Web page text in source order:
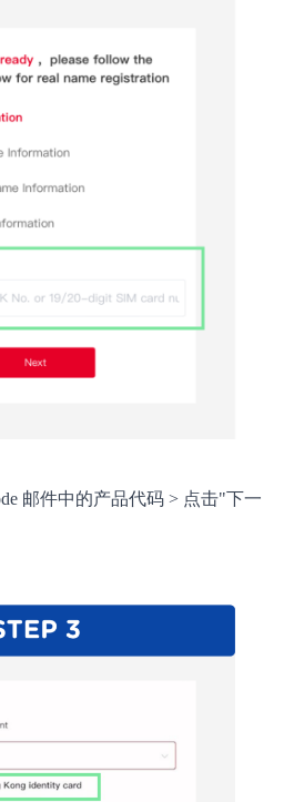
邮件中的产品代码 > 点击"下一